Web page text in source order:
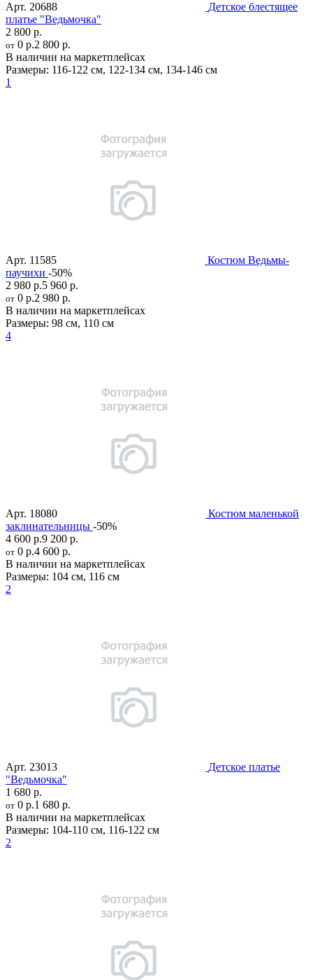
Арт. 20688
Детское блестящее
платье "Ведьмочка"
2 800 р.
от 0 р.2 800 р.
В наличии на маркетплейсах
Размеры: 116-122 см, 122-134 см, 134-146 см
1
Арт. 11585
Костюм Ведьмы-
паучихи -50%
2 980 р.5 960 р.
от 0 р.2 980 р.
В наличии на маркетплейсах
Размеры: 98 см, 110 см
4
Арт. 18080
Костюм маленькой
заклинательницы -50%
4 600 р.9 200 р.
от 0 р.4 600 р.
В наличии на маркетплейсах
Размеры: 104 см, 116 см
2
Арт. 23013
Детское платье
"Ведьмочка"
1 680 р.
от 0 р.1 680 р.
В наличии на маркетплейсах
Размеры: 104-110 см, 116-122 см
2